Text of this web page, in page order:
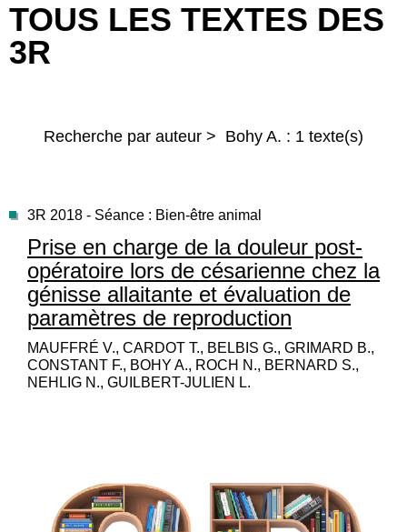
TOUS LES TEXTES DES
3R
Recherche par auteur > Bohy A. : 1 texte(s)
3R 2018 - Séance : Bien-être animal
Prise en charge de la douleur post-
opératoire lors de césarienne chez la
génisse allaitante et évaluation de
paramètres de reproduction
MAUFFRÉ V., CARDOT T., BELBIS G., GRIMARD B.,
CONSTANT F., BOHY A., ROCH N., BERNARD S.,
NEHLIG N., GUILBERT-JULIEN L.